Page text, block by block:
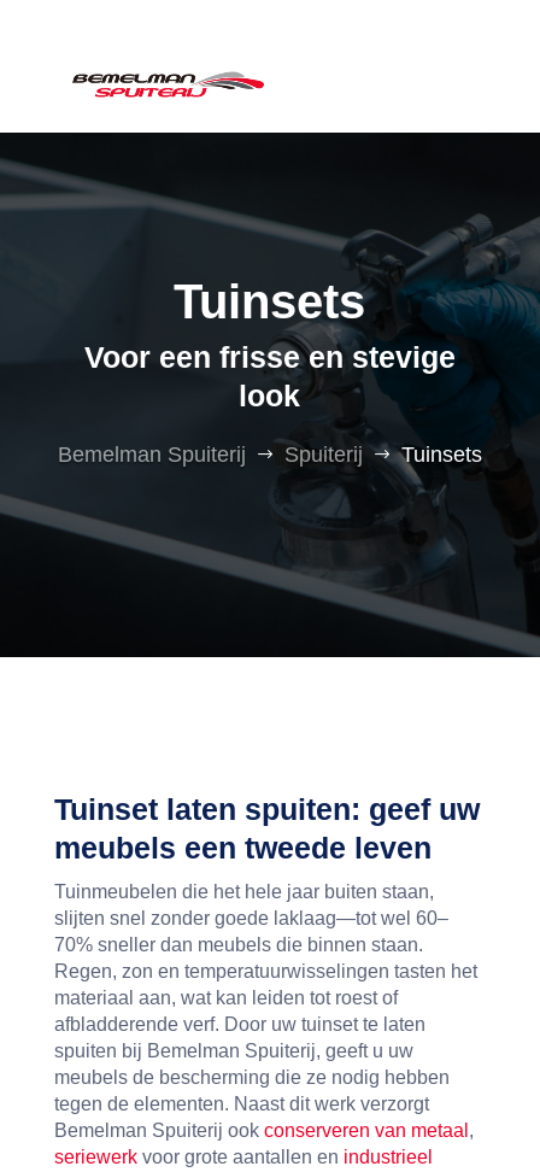
Tuinsets
Voor een frisse en stevige
look
Bemelman Spuiterij $ Spuiterij $ Tuinsets
Tuinset laten spuiten: geef uw
meubels een tweede leven
Tuinmeubelen die het hele jaar buiten staan,
slijten snel zonder goede laklaag—tot wel 60–
70% sneller dan meubels die binnen staan.
Regen, zon en temperatuurwisselingen tasten het
materiaal aan, wat kan leiden tot roest of
afbladderende verf. Door uw tuinset te laten
spuiten bij Bemelman Spuiterij, geeft u uw
meubels de bescherming die ze nodig hebben
tegen de elementen. Naast dit werk verzorgt
Bemelman Spuiterij ook conserveren van metaal ,
seriewerkvoor grote aantallen en industrieel